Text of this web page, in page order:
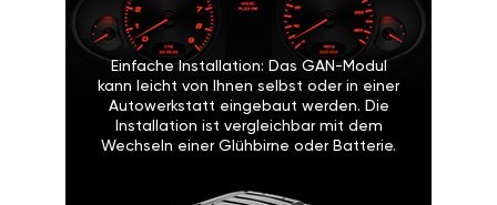
Einfache Installation: Das GAN-Modul
kann leicht von Ihnen selbst oder in einer
Autowerkstatt eingebaut werden. Die
Installation ist vergleichbar mit dem
Wechseln einer Glühbirne oder Batterie.